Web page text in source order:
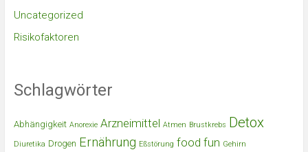
Uncategorized
Risikofaktoren
Schlagwörter
Abhängigkeit Anorexie Arzneimittel Atmen Brustkrebs Detox
Diuretika Drogen Ernährung Eßstörung food fun Gehirn